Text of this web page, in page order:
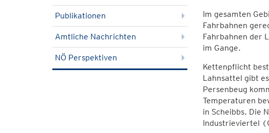
Publikationen
Amtliche Nachrichten
NÖ Perspektiven
Im gesamten
Fahrbahnen
Fahrbahnen der
im Gange.
Kettenpflicht
Lahnsattel gibt
Persenbeug
Temperaturen
in Scheibbs. Die
Industrieviertel